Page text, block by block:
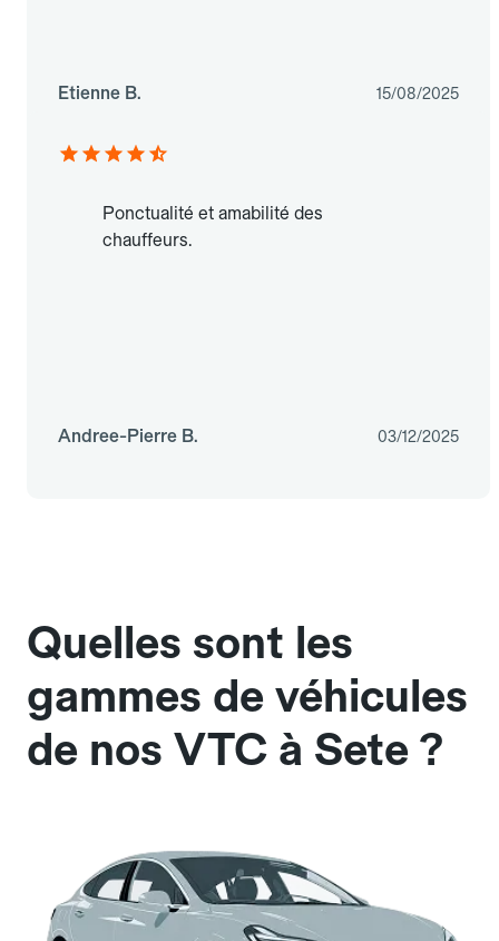
Etienne B. 15/08/2025
Ponctualité et amabilité des
chauffeurs.
Andree-Pierre B. 03/12/2025
Quelles sont les
gammes de véhicules
de nos VTC à Sete ?